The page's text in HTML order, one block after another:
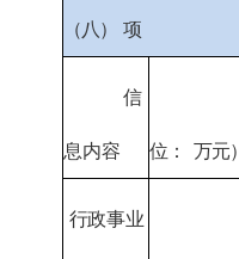
（八） 项
信
息内容 位： 万元）
行政事业